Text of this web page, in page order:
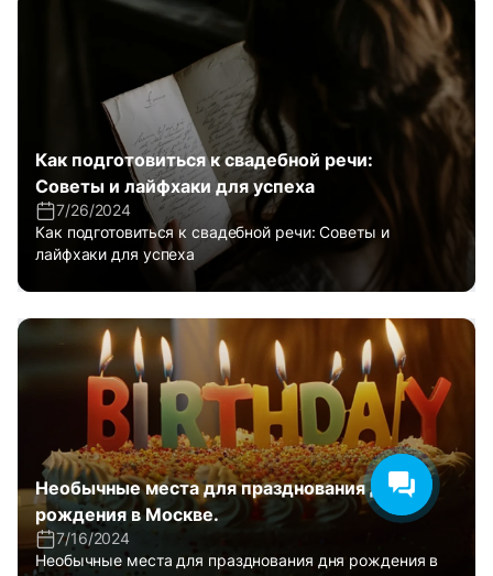
Как подготовиться к свадебной речи:
Советы и лайфхаки для успеха
7/26/2024
Как подготовиться к свадебной речи: Советы и
лайфхаки для успеха
Необычные места для празднования дня
рождения в Москве.
7/16/2024
Необычные места для празднования дня рождения в